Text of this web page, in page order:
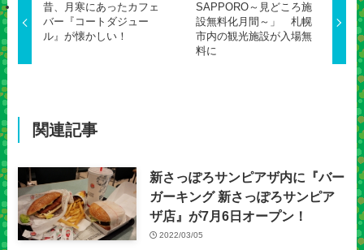
昔、月寒にあったカフェ
バー『コートダジュー
ル』が懐かしい！
SAPPORO～見どころ施
設無料化月間～」 札幌
市内の観光施設が入場無
料に
関連記事
新さっぽろサンピアザ内に『バー
ガーキング 新さっぽろサンピア
ザ店』が7月6日オープン！
2022/03/05